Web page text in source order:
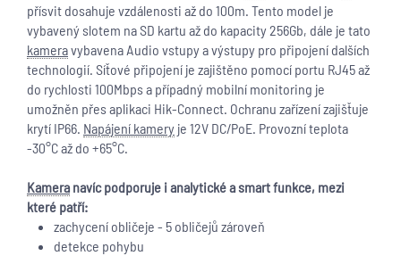
přísvit dosahuje vzdálenosti až do 100m. Tento model je
vybavený slotem na SD kartu až do kapacity 256Gb, dále je tato
kameravybavena Audio vstupy a výstupy pro připojení dalších
technologií. Síťové připojení je zajištěno pomocí portu RJ45 až
do rychlosti 100Mbps a případný mobilní monitoring je
umožněn přes aplikaci Hik-Connect. Ochranu zařízení zajišťuje
krytí IP66. Napájení kamery je 12V DC/PoE. Provozní teplota
-30°C až do +65°C.
Kamera navíc podporuje i analytické a smart funkce, mezi
které patří:
zachycení obličeje - 5 obličejů zároveň
detekce pohybu